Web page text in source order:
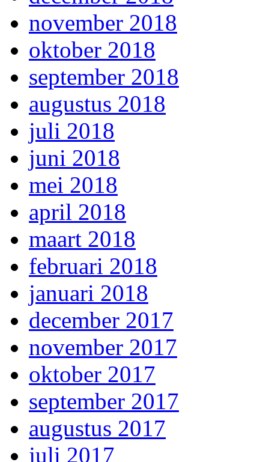
november 2018
oktober 2018
september 2018
augustus 2018
juli 2018
juni 2018
mei 2018
april 2018
maart 2018
februari 2018
januari 2018
december 2017
november 2017
oktober 2017
september 2017
augustus 2017
juli 2017